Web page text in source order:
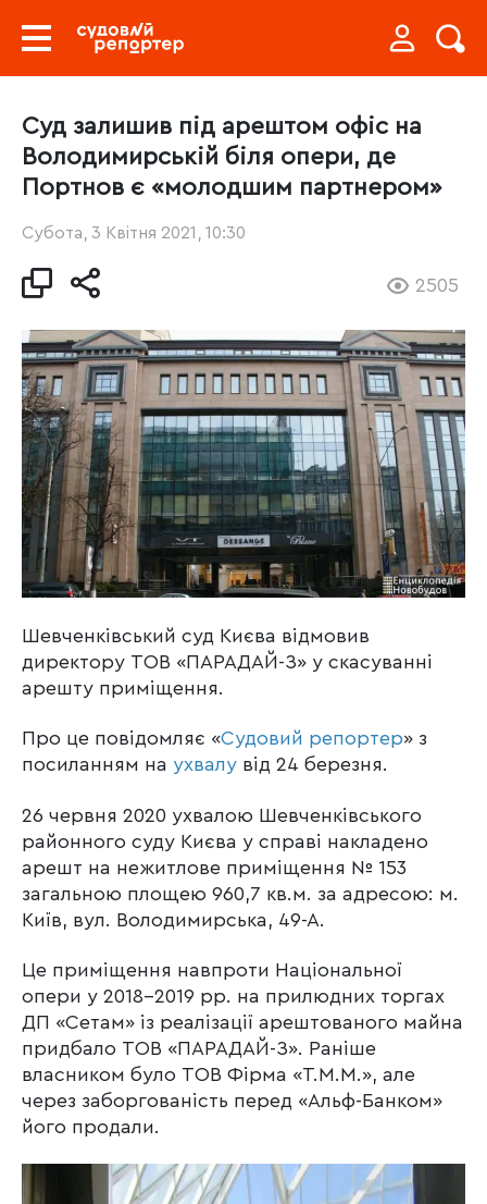
Суд залишив під арештом офіс на
Володимирській біля опери, де
Портнов є «молодшим партнером»
Субота, 3 Квітня 2021, 10:30
2505
Шевченківський суд Києва відмовив
директору ТОВ «ПАРАДАЙ-З» у скасуванні
арешту приміщення.
Про це повідомляє «Судовий репортер» з
посиланням на ухвалу від 24 березня.
26 червня 2020 ухвалою Шевченківського
районного суду Києва у справі накладено
арешт на нежитлове приміщення № 153
загальною площею 960,7 кв.м. за адресою: м.
Київ, вул. Володимирська, 49-А.
Це приміщення навпроти Національної
опери у 2018-2019 рр. на прилюдних торгах
ДП «Сетам» із реалізації арештованого майна
придбало ТОВ «ПАРАДАЙ-З». Раніше
власником було ТОВ Фірма «Т.М.М.», але
через заборгованість перед «Альф-Банком»
його продали.